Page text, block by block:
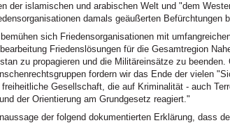
der islamischen und arabischen Welt und "dem
damals geäußerten Befürchtungen
sich Friedensorganisationen mit
Friedenslösungen für die Gesamtregion
zu propagieren und die Militäreinsätze zu
fordern wir das Ende der vielen
freiheitliche Gesellschaft, die auf Kriminalität - auch
der Orientierung am Grundgesetz reagiert."
der folgend dokumentierten Erklärung, dass